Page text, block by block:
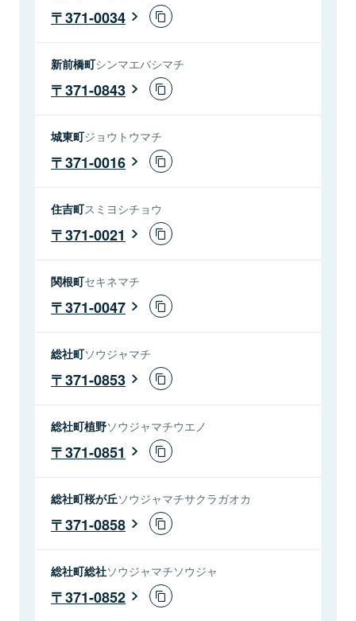
371-0034
新前橋町シンマエバシマチ
371-0843
城東町ジョウトウマチ
371-0016
住吉町スミヨシチョウ
371-0021
関根町セキネマチ
371-0047
総社町ソウジャマチ
371-0853
総社町植野ソウジャマチウエノ
371-0851
総社町桜が丘ソウジャマチサクラガオカ
371-0858
総社町総社ソウジャマチソウジャ
371-0852